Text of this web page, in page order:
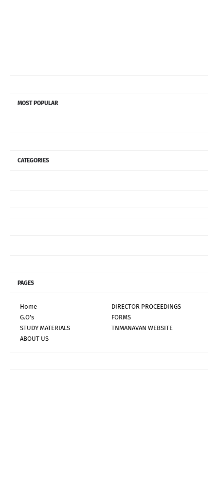
MOST POPULAR
CATEGORIES
PAGES
Home
DIRECTOR PROCEEDINGS
G.O's
FORMS
STUDY MATERIALS
TNMANAVAN WEBSITE
ABOUT US